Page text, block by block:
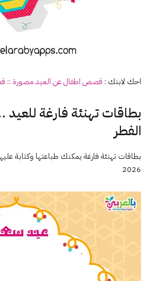
احك لابنك : قصص اطفال عن العيد مصورة ::
بطاقات تهنئة فارغة للعيد
الفطر
بطاقات تهنئة فارغة يمكنك طباعتها وكتابة
2026